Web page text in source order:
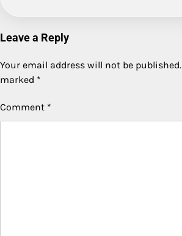
Leave a Reply
Your email address will not be published.
marked *
Comment *